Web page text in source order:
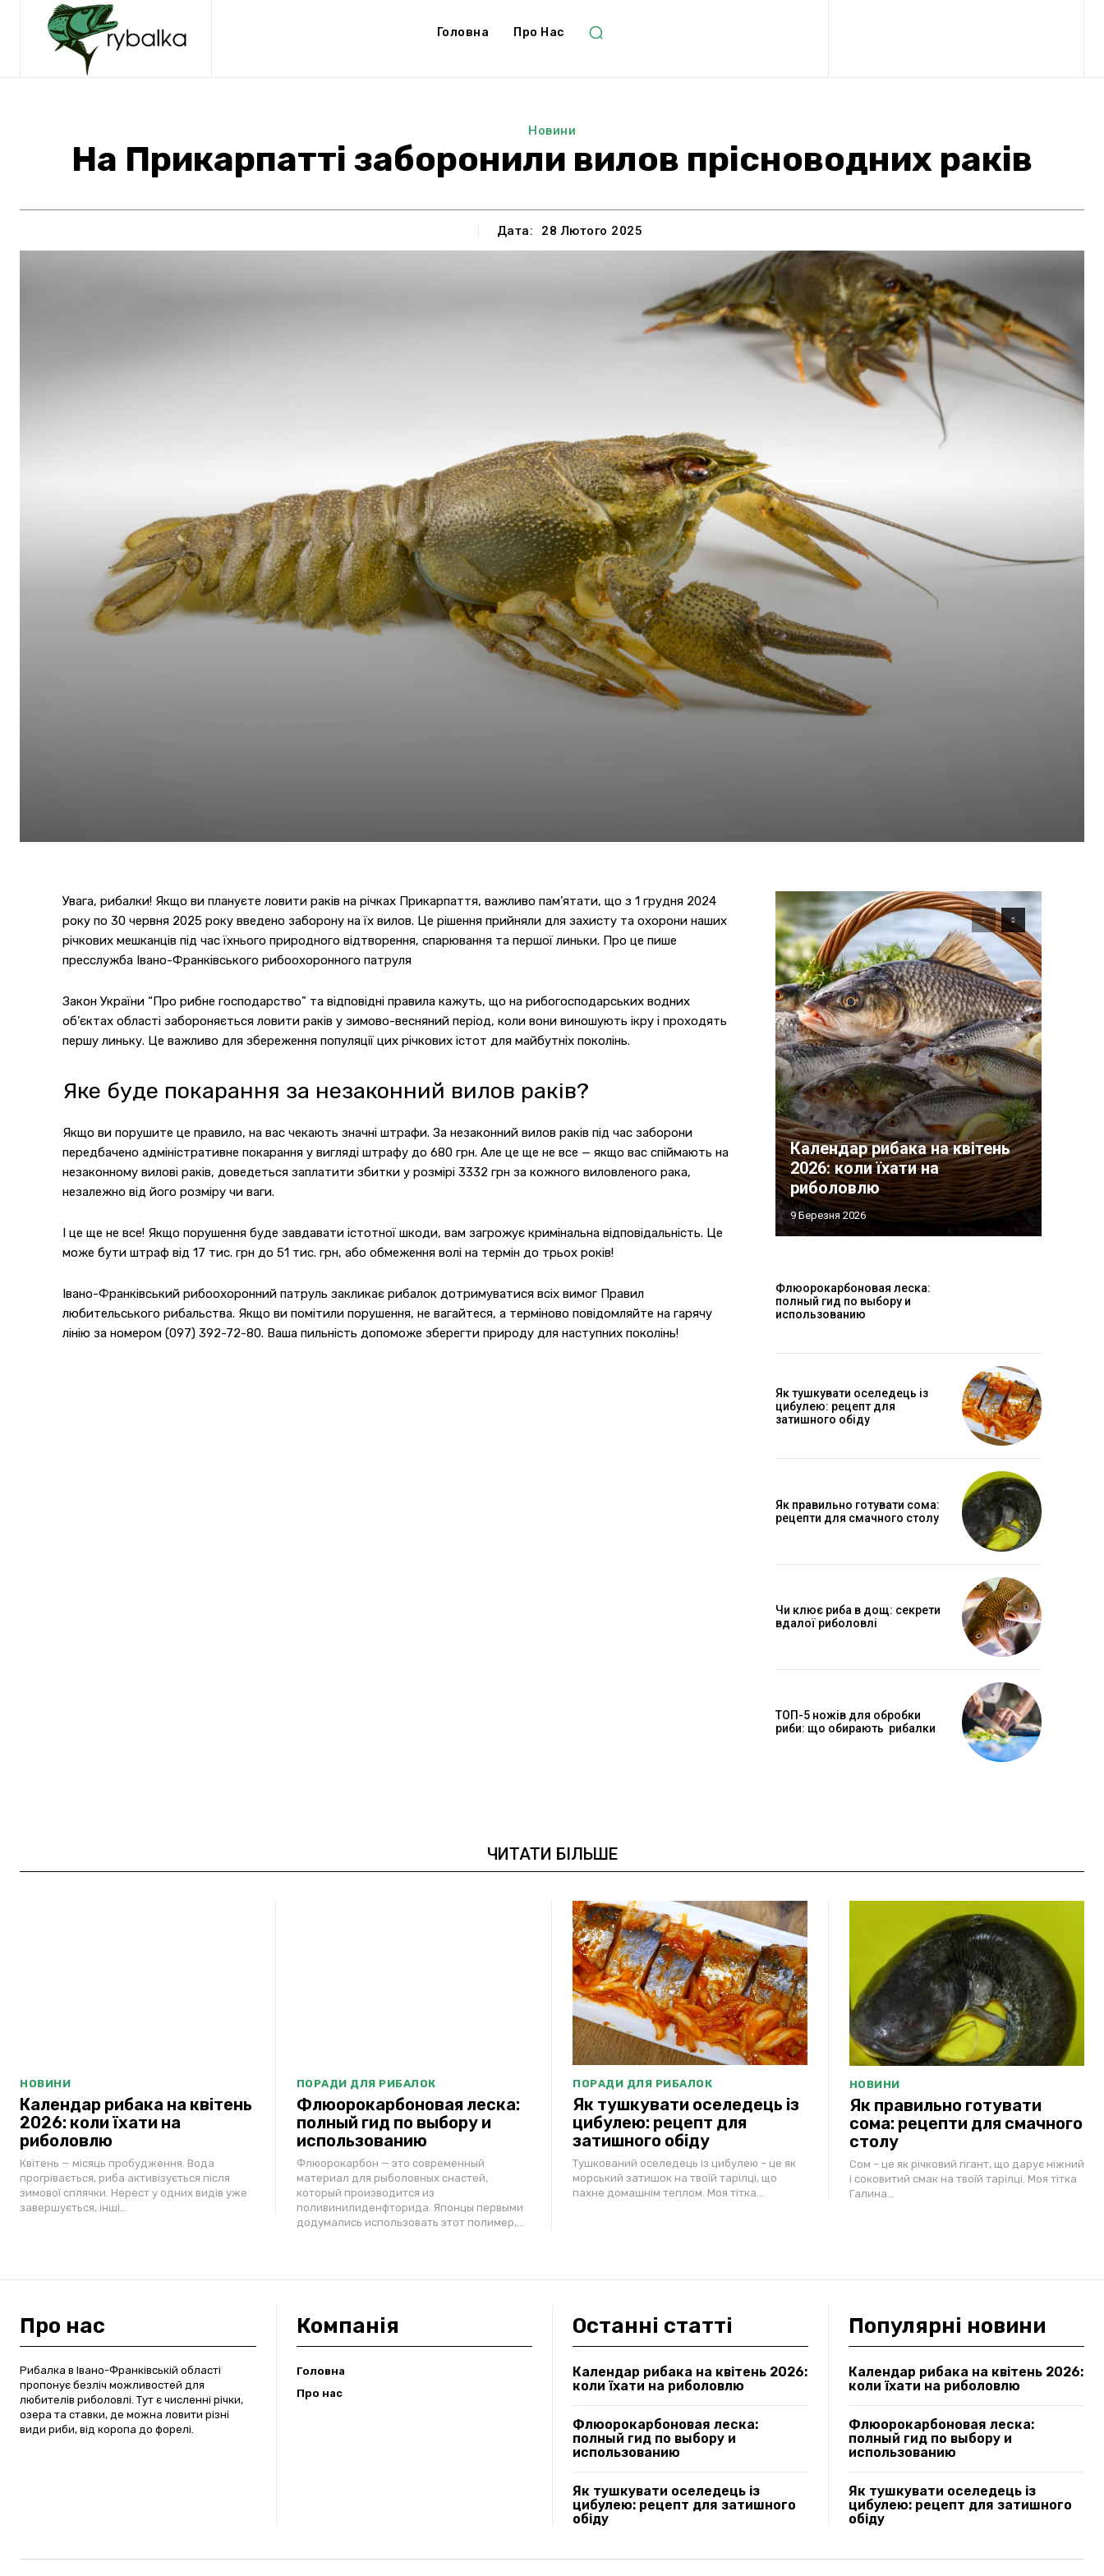
Головна Про Нас
Новини
На Прикарпатті заборонили вилов прісноводних раків
Дата: 28 Лютого 2025
Увага, рибалки! Якщо ви плануєте ловити раків на річках Прикарпаття, важливо пам’ятати, що з 1 грудня 2024
року по 30 червня 2025 року введено заборону на їх вилов. Це рішення прийняли для захисту та охорони наших
річкових мешканців під час їхнього природного відтворення, спарювання та першої линьки. Про це пише
пресслужба Івано-Франківського рибоохоронного патруля
Закон України “Про рибне господарство” та відповідні правила кажуть, що на рибогосподарських водних
об’єктах області забороняється ловити раків у зимово-весняний період, коли вони виношують ікру і проходять
першу линьку. Це важливо для збереження популяції цих річкових істот для майбутніх поколінь.
Яке буде покарання за незаконний вилов раків?
Якщо ви порушите це правило, на вас чекають значні штрафи. За незаконний вилов раків під час заборони
передбачено адміністративне покарання у вигляді штрафу до 680 грн. Але це ще не все — якщо вас спіймають на
незаконному вилові раків, доведеться заплатити збитки у розмірі 3332 грн за кожного виловленого рака,
незалежно від його розміру чи ваги.
І це ще не все! Якщо порушення буде завдавати істотної шкоди, вам загрожує кримінальна відповідальність. Це
може бути штраф від 17 тис. грн до 51 тис. грн, або обмеження волі на термін до трьох років!
Івано-Франківський рибоохоронний патруль закликає рибалок дотримуватися всіх вимог Правил
любительського рибальства. Якщо ви помітили порушення, не вагайтеся, а терміново повідомляйте на гарячу
лінію за номером (097) 392-72-80. Ваша пильність допоможе зберегти природу для наступних поколінь!
Календар рибака на квітень
2026: коли їхати на
риболовлю
9 Березня 2026
Флюорокарбоновая леска:
полный гид по выбору и
использованию
Як тушкувати оселедець із
цибулею: рецепт для
затишного обіду
Як правильно готувати сома:
рецепти для смачного столу
Чи клює риба в дощ: секрети
вдалої риболовлі
ТОП-5 ножів для обробки
риби: що обирають рибалки
ЧИТАТИ БІЛЬШЕ
НОВИНИ
Календар рибака на квітень
2026: коли їхати на
риболовлю
Квітень — місяць пробудження. Вода
прогрівається, риба активізується після
зимової сплячки. Нерест у одних видів уже
завершується, інші...
ПОРАДИ ДЛЯ РИБАЛОК
Флюорокарбоновая леска:
полный гид по выбору и
использованию
Флюорокарбон — это современный
материал для рыболовных снастей,
который производится из
поливинилиденфторида. Японцы первыми
додумались использовать этот полимер,...
ПОРАДИ ДЛЯ РИБАЛОК
Як тушкувати оселедець із
цибулею: рецепт для
затишного обіду
Тушкований оселедець із цибулею – це як
морський затишок на твоїй тарілці, що
пахне домашнім теплом. Моя тітка...
НОВИНИ
Як правильно готувати
сома: рецепти для смачного
столу
Сом – це як річковий гігант, що дарує ніжний
і соковитий смак на твоїй тарілці. Моя тітка
Галина...
Про нас
Рибалка в Івано-Франківській області
пропонує безліч можливостей для
любителів риболовлі. Тут є численні річки,
озера та ставки, де можна ловити різні
види риби, від коропа до форелі.
Компанія
Головна
Про нас
Останні статті
Календар рибака на квітень 2026:
коли їхати на риболовлю
Флюорокарбоновая леска:
полный гид по выбору и
использованию
Як тушкувати оселедець із
цибулею: рецепт для затишного
обіду
Популярні новини
Календар рибака на квітень 2026:
коли їхати на риболовлю
Флюорокарбоновая леска:
полный гид по выбору и
использованию
Як тушкувати оселедець із
цибулею: рецепт для затишного
обіду